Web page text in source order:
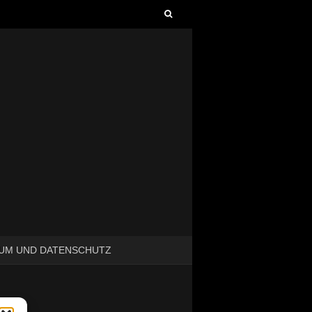
UND DATENSCHUTZ